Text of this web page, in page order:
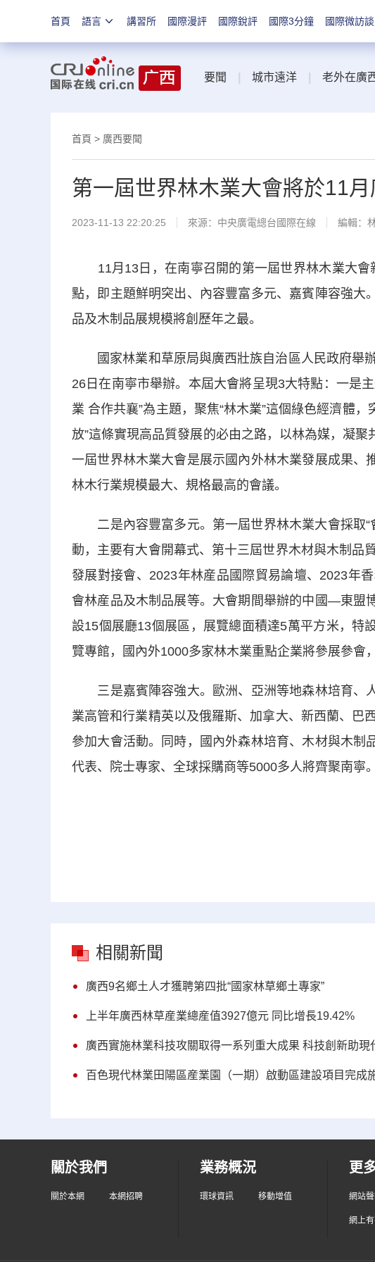
首頁 語言 講習所 國際漫評 國際銳評 國際3分鐘 國際微訪談
要聞 城市遠洋 老外在廣
首頁 > 廣西要聞
第一屆世界林木業大會將於11
2023-11-13 22:20:25 來源：中央廣電總台國際在線 編輯：
11月13日，在南寧召開的第一屆世界林木業大會
點，即主題鮮明突出、內容豐富多元、嘉賓陣容強
品及木制品展規模將創歷年之最。
國家林業和草原局與廣西壯族自治區人民政府舉
26日在南寧市舉辦。本屆大會將呈現3大特點：一是
業 合作共襄”為主題，聚焦“林木業”這個綠色經濟體
放”這條實現高品質發展的必由之路，以林為媒，凝
一屆世界林木業大會是展示國內外林木業發展成果、
林木行業規模最大、規格最高的會議。
二是內容豐富多元。第一屆世界林木業大會採取“
動，主要有大會開幕式、第十三屆世界木材與木制品
發展對接會、2023年林産品國際貿易論壇、2023年
會林産品及木制品展等。大會期間舉辦的中國—東盟
設15個展廳13個展區，展覽總面積達5萬平方米，特
覽專館，國內外1000多家林木業重點企業將參展參會
三是嘉賓陣容強大。歐洲、亞洲等地森林培育、
業高管和行業精英以及俄羅斯、加拿大、新西蘭、巴
參加大會活動。同時，國內外森林培育、木材與木制
代表、院士專家、全球採購商等5000多人將齊聚南寧
相關新聞
廣西9名鄉土人才獲聘第四批“國家林草鄉土專家”
上半年廣西林草産業總産值3927億元 同比增長19.42%
廣西實施林業科技攻關取得一系列重大成果 科技創新助現
百色現代林業田陽區産業園（一期）啟動區建設項目完成
關於我們
關於本網 本網招聘
業務概況
環球資訊 移動增值
更
網站
網上